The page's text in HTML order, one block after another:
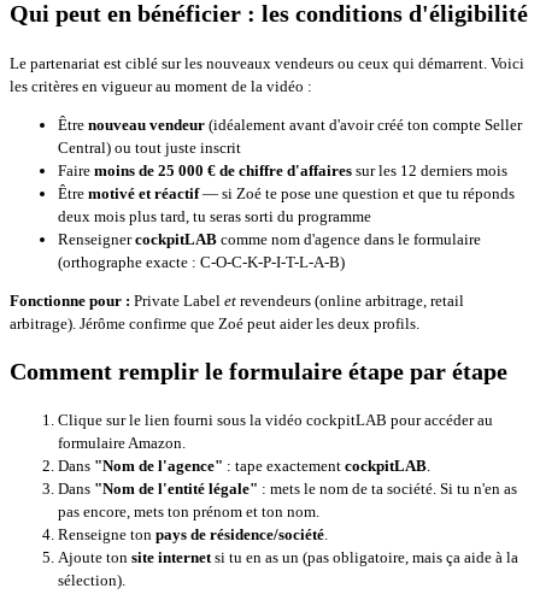
Qui peut en bénéficier : les conditions d'éligibilité
Le partenariat est ciblé sur les nouveaux vendeurs ou ceux qui démarrent. Voici
les critères en vigueur au moment de la vidéo :
Être nouveau vendeur (idéalement avant d'avoir créé ton compte Seller
Central) ou tout juste inscrit
Faire moins de 25 000 € de chiffre d'affaires sur les 12 derniers mois
Être motivé et réactif— si Zoé te pose une question et que tu réponds
deux mois plus tard, tu seras sorti du programme
RenseignercockpitLAB comme nom d'agence dans le formulaire
(orthographe exacte : C-O-C-K-P-I-T-L-A-B)
Fonctionne pour : Private Label et revendeurs (online arbitrage, retail
arbitrage). Jérôme confirme que Zoé peut aider les deux profils.
Comment remplir le formulaire étape par étape
Clique sur le lien fourni sous la vidéo cockpitLAB pour accéder au
formulaire Amazon.
Dans "Nom de l'agence" : tape exactement cockpitLAB
Dans "Nom de l'entité légale" : mets le nom de ta société. Si tu n'en as
pas encore, mets ton prénom et ton nom.
Renseigne ton pays de résidence/société
Ajoute ton site internet si tu en as un (pas obligatoire, mais ça aide à la
sélection).